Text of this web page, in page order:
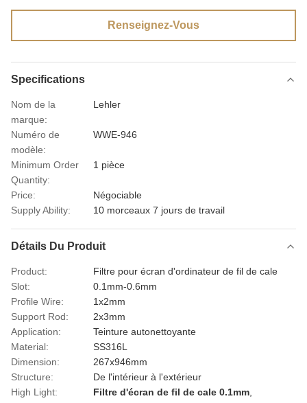
Renseignez-Vous
Specifications
Nom de la
marque:
Lehler
Numéro de
modèle:
WWE-946
Minimum Order
Quantity:
1 pièce
Price:
Négociable
Supply Ability:
10 morceaux 7 jours de travail
Détails Du Produit
Product:
Filtre pour écran d'ordinateur de fil de cale
Slot:
0.1mm-0.6mm
Profile Wire:
1x2mm
Support Rod:
2x3mm
Application:
Teinture autonettoyante
Material:
SS316L
Dimension:
267x946mm
Structure:
De l'intérieur à l'extérieur
High Light:
Filtre d'écran de fil de cale 0.1mm